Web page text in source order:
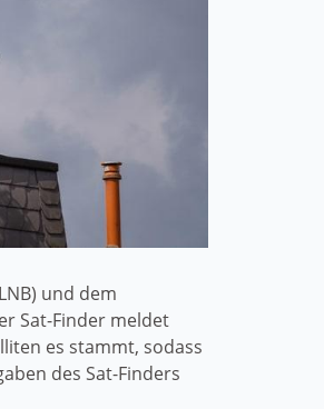
und dem
Sat-Finder meldet
es stammt, sodass
des Sat-Finders